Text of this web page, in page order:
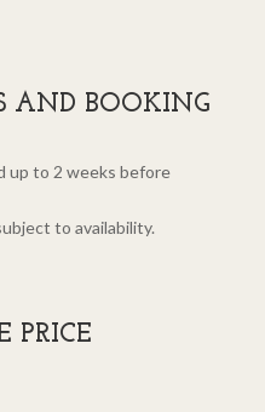
AND BOOKING
up to 2 weeks before
to availability.
PRICE